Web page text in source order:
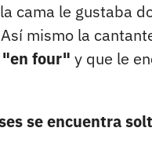
cama le gustaba
Así mismo la
"en four" y que le
se encuentra